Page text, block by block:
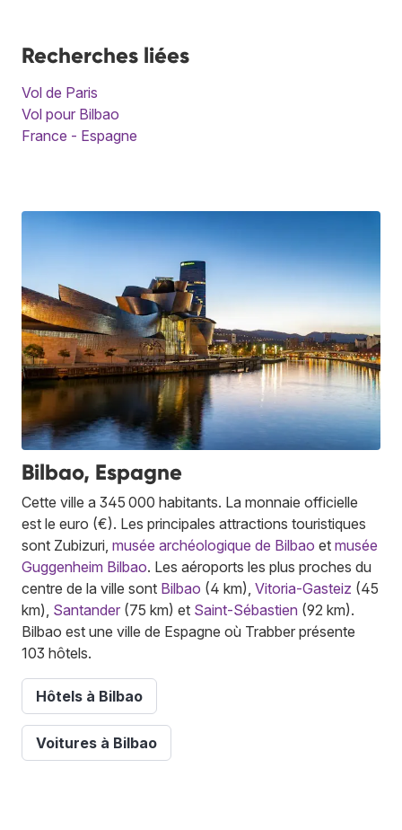
Recherches liées
Vol de Paris
Vol pour Bilbao
France - Espagne
Bilbao, Espagne
Cette ville a 345 000 habitants. La monnaie officielle
est le euro (€). Les principales attractions touristiques
sont Zubizuri, musée archéologique de Bilbao et musée
Guggenheim Bilbao. Les aéroports les plus proches du
centre de la ville sont Bilbao (4 km), Vitoria-Gasteiz (45
km), Santander (75 km) et Saint-Sébastien (92 km).
Bilbao est une ville de Espagne où Trabber présente
103 hôtels.
Hôtels à Bilbao
Voitures à Bilbao